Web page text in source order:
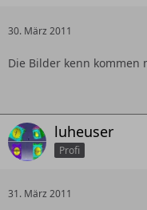
30. März 2011
Die Bilder kenn kommen
luheuser
Profi
31. März 2011